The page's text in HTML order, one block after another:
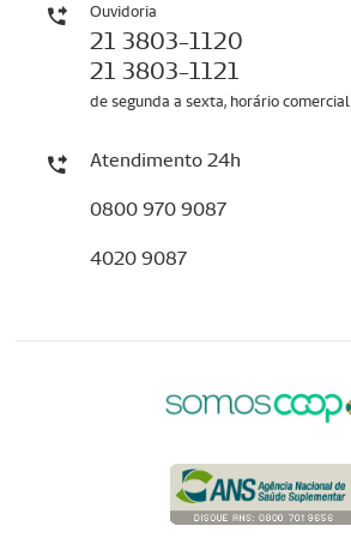
Ouvidoria
21 3803-1120
21 3803-1121
de segunda a sexta, horário comercial
Atendimento 24h
0800 970 9087
4020 9087